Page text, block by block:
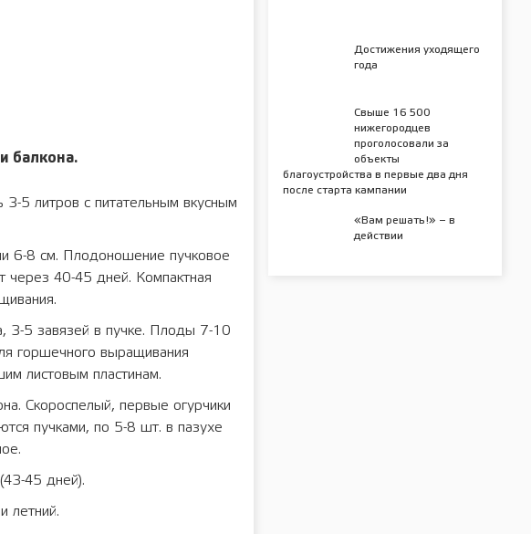
балкoна.
5 литров с питательным вкусным
6-8 см. Плодоношение пучковое
через 40-45 дней. Компактная
3-5 завязей в пучке. Плоды 7-10
горшечного выращивания
листовым пластинам.
Скороспелый, первые огурчики
пучками, по 5-8 шт. в пазухе
45 дней).
летний.
Достижения уходящего
года
Свыше 16 500
нижегородцев
проголосовали за
объекты
благоустройства в первые два дня
после старта кампании
«Вам решать!» – в
действии